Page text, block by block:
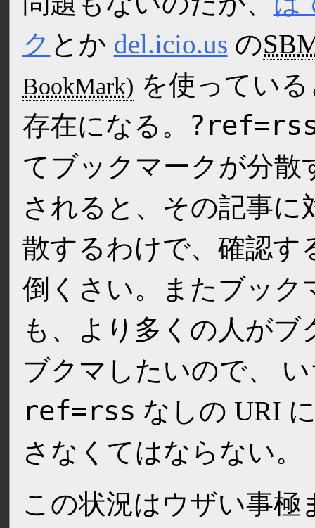
ク とか del.icio.us の
を使ってい
存在になる。
てブックマークが分散
されると、その記事に
散するわけで、確認す
倒くさい。またブック
も、より多くの人がブ
ブクマしたいので、
ref=rss なしの URI
さなくてはならない。
この状況はウザい事極